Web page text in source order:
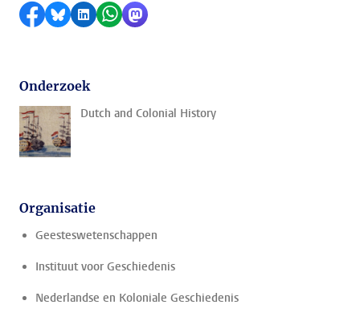
Delen op Facebook
Delen via Bluesky
Delen op LinkedIn
Delen via WhatsApp
Delen via Mastodon
Onderzoek
Dutch and Colonial History
Organisatie
Geesteswetenschappen
Instituut voor Geschiedenis
Nederlandse en Koloniale Geschiedenis